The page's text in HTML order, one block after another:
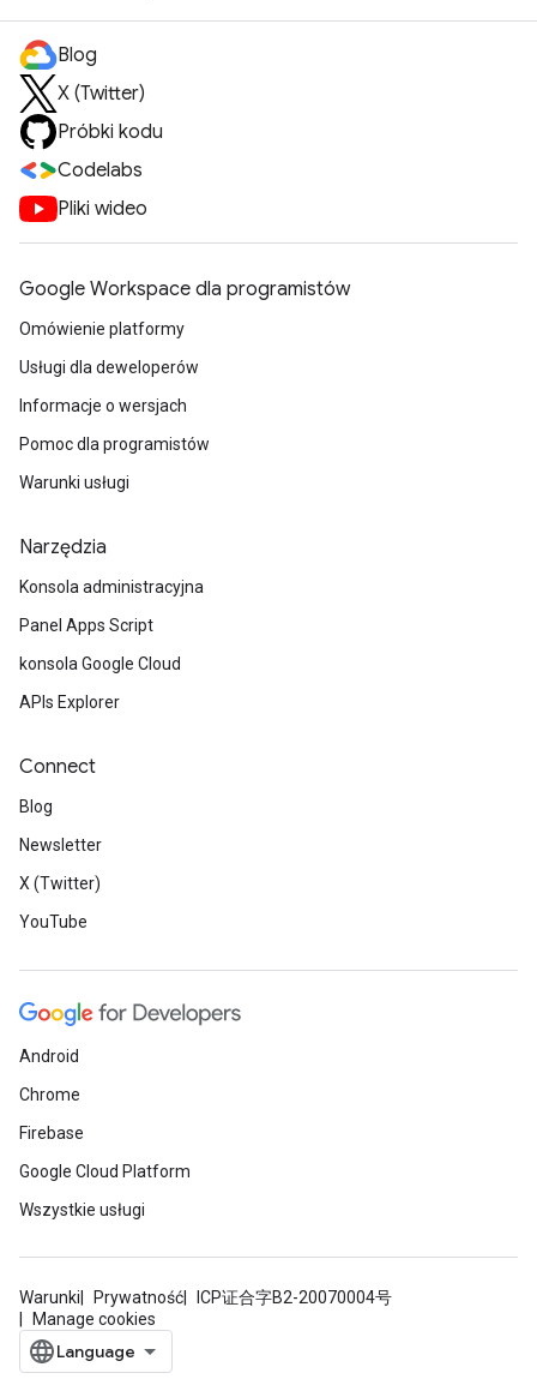
Blog
X (Twitter)
Próbki kodu
Codelabs
Pliki wideo
Google Workspace dla programistów
Omówienie platformy
Usługi dla deweloperów
Informacje o wersjach
Pomoc dla programistów
Warunki usługi
Narzędzia
Konsola administracyjna
Panel Apps Script
konsola Google Cloud
APIs Explorer
Connect
Blog
Newsletter
X (Twitter)
YouTube
Android
Chrome
Firebase
Google Cloud Platform
Wszystkie usługi
Warunki Prywatność
ICP证合字B2-20070004号
Manage cookies